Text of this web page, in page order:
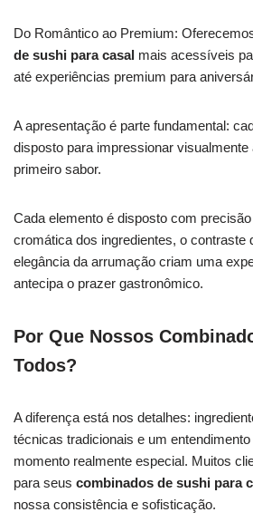
Do Romântico ao Premium:
de sushi para casal mais acessíveis
até experiências premium para
A apresentação é parte fundamental:
disposto para impressionar
primeiro sabor.
Cada elemento é disposto com
cromática dos ingredientes, o contraste
elegância da arrumação criam uma
antecipa o prazer gastronômico.
Por Que Nossos
Todos?
A diferença está nos detalhes:
técnicas tradicionais e um
momento realmente especial. Muitos
para seus combinados de sushi para
nossa consistência e sofisticação.